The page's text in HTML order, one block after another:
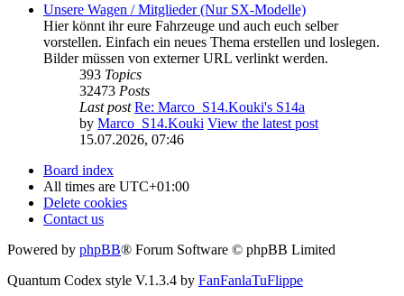
Unsere Wagen / Mitglieder (Nur SX-Modelle)
Hier könnt ihr eure Fahrzeuge und auch euch selber
vorstellen. Einfach ein neues Thema erstellen und loslegen.
Bilder müssen von externer URL verlinkt werden.
393 Topics
32473 Posts
Last post Re: Marco_S14.Kouki's S14a
by Marco_S14.Kouki View the latest post
15.07.2026, 07:46
Board index
All times are UTC+01:00
Delete cookies
Contact us
Powered by phpBB® Forum Software © phpBB Limited
Quantum Codex style V.1.3.4 by FanFanlaTuFlippe